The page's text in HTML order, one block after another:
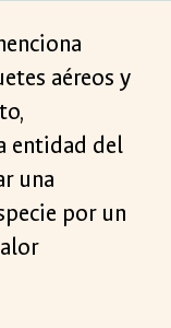
aéreos y
entidad del
una
por un